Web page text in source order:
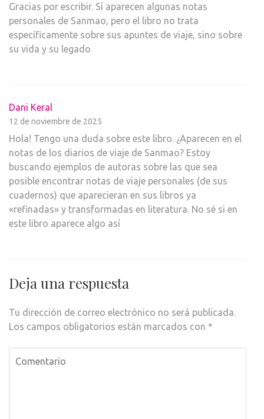
Gracias por escribir. Sí aparecen algunas notas
personales de Sanmao, pero el libro no trata
específicamente sobre sus apuntes de viaje, sino sobre
su vida y su legado
Dani Keral
12 de noviembre de 2025
Hola! Tengo una duda sobre este libro. ¿Aparecen en el
notas de los diarios de viaje de Sanmao? Estoy
buscando ejemplos de autoras sobre las que sea
posible encontrar notas de viaje personales (de sus
cuadernos) que aparecieran en sus libros ya
«refinadas» y transformadas en literatura. No sé si en
este libro aparece algo así
Deja una respuesta
Tu dirección de correo electrónico no será publicada.
Los campos obligatorios están marcados con *